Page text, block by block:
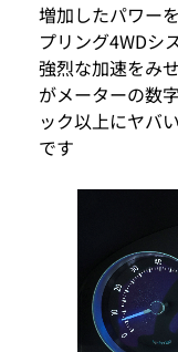
増加したパワー
プリング4WDシ
強烈な加速をみ
がメーターの数
ック以上にヤバ
です